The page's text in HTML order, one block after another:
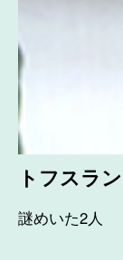
トフスラ
謎めいた2人